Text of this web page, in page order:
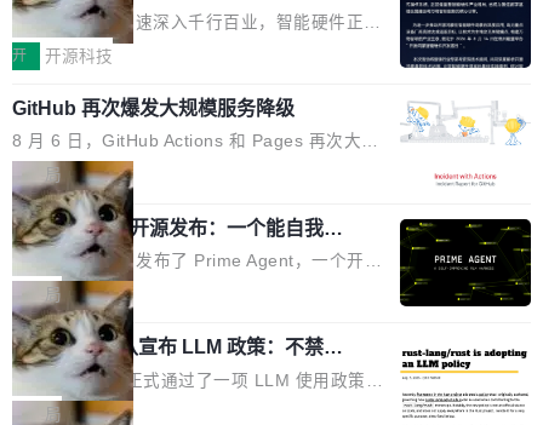
看起来最令人兴奋的论文，那它们大部分都是过
度宣传的。」 这才是真正的痛点。不是所有论文
都有问题，是最吸引眼球的那批论文最有问题。
他引用的帖子来自 Mathew Shen，一位 ICLR 2
026 的读者：「看了篇 ...
工作过。近日他在 X 上发了一条帖子，列出了他
认为现代 AI 领域最重要的三个开源项目。 第一
个名字毫无悬念：Flash Attention 2。 Hieu 的
理由很具体。FA 系列不需要解释，但 FA2 是他
认为最重要的一个——复杂度恰到好处，刚好能
驱动你去学 CuTe，但还没被那些"邪恶的" Hopp
er++ 优化所淹没，足够容易修改和适配。 更关
键的是 FA2 的持久性...
硬件开发者日杭州站即将举行
随着万物智联加速深入千行百业，智能硬件正从
单点设备迈向智能化、网联化、协同化发展。作
鸿蒙通过统一技术底座和分布式能力，为不同类
型智能设备的开发、连接与互联提供关键支撑，
也为产业链企业探索产品创新与商业增长打开新
的空间。 8月14日，开源鸿蒙智能硬件开发者日
（OHDD：OpenHarmony Hardware Develope
r Day）将在杭州启航。活动面向智能硬件产业
链企业和开发者，邀请行业专家与资深技术顾
问，围绕开源鸿蒙技术能力、设备适配、芯片适
配、功耗与稳定性调优、兼容性测评及统一互联
等内容展开系统讲解和实战交流，帮助企业进一
步了解开源鸿蒙在智能...
开 开源科技
GitHub 再次爆发大规模服务降级
8 月 6 日，GitHub Actions 和 Pages 再次大规
模服务降级，Actions 完全不可用超过 5 小时，
webhook 停发，连自托管 runner 也因调度层故
障无法工作。Pages、Copilot code review、C
opilot coding agent 全部受影响。从检测到完全
恢复，大约 12 小时。 这是 2026 年 8 月的第六
起事故，其中四起与 AI/Copilot 服务相关。 Git
Hub 员工 kdaigle 在 HN 讨论中贴出了一组数
据：2025 年全年 10 亿次 commit。现在，每周
2.75 亿次，全年预计 140 亿次。GitHub...
局
Prime Agent 开源发布：一个能自我改
进的编程 Agent，ARC-AGI 3 超越人类
专家基线
Prime Intellect 发布了 Prime Agent，一个开源
的编程 Agent Harness，核心设计围绕两个抽
象：Recursive Language Model（RLM）和 C
ontinual Harness。在 ARC-AGI 3 基准测试
上，Prime Agent + Opus 5 的组合达到了 95.
5% RHAE Best@1，超过了 ARC 报告的人类专
局
Rust 项目团队宣布 LLM 政策：不禁
止，但你要承认哪些代码不是你写的
Rust 语言项目正式通过了一项 LLM 使用政策，
覆盖 rust-lang/rust 单一仓库的代码贡献。这不
局